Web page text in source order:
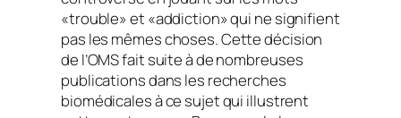
«trouble» et «addiction» qui ne signifient
pas les mêmes choses. Cette décision
de l’OMS fait suite à de nombreuses
publications dans les recherches
biomédicales à ce sujet qui illustrent